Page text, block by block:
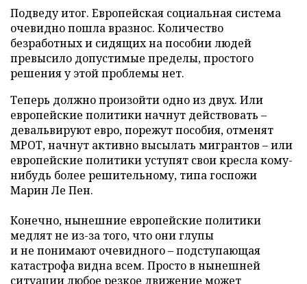
Подведу итог. Европейская социальная система
очевидно пошла вразнос. Количество
безработных и сидящих на пособии людей
превысило допустимые пределы, простого
решения у этой проблемы нет.
Теперь должно произойти одно из двух. Или
европейские политики начнут действовать –
девальвируют евро, порежут пособия, отменят
МРОТ, начнут активно высылать мигрантов – или
европейские политики уступят свои кресла кому-
нибудь более решительному, типа госпожи
Марин Ле Пен.
Конечно, нынешние европейские политики
медлят не из-за того, что они глупы
и не понимают очевидного – подступающая
катастрофа видна всем. Просто в нынешней
ситуации любое резкое движение может